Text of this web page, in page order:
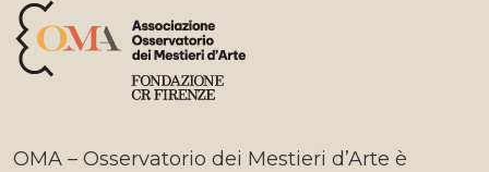
OMA – Osservatorio dei Mestieri d’Arte è